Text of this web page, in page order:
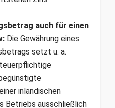
auch für einen
Die Gewährung eines
setzt u. a.
inländischen
Betriebs ausschließlich